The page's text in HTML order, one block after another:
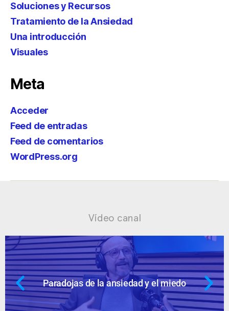
Soluciones y Recursos
Tratamiento de la Ansiedad
Una introducción
Visuales
Meta
Acceder
Feed de entradas
Feed de comentarios
WordPress.org
Vídeo canal
Ansiedad: supuestos cuestionables